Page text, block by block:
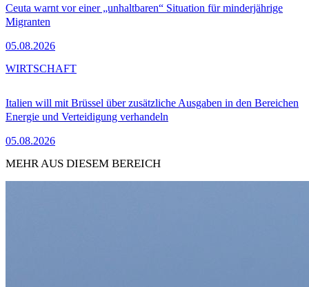
Ceuta warnt vor einer „unhaltbaren“ Situation für minderjährige
Migranten
05.08.2026
Italien will mit Brüssel über zusätzliche Ausgaben in den Bereichen
Energie und Verteidigung verhandeln
05.08.2026
WIRTSCHAFT
MEHR AUS DIESEM BEREICH